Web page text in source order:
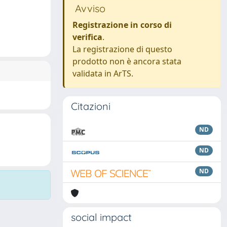
Avviso
Registrazione in corso di
verifica.
La registrazione di questo
prodotto non è ancora stata
validata in ArTS.
Citazioni
ND
ND
ND
social impact